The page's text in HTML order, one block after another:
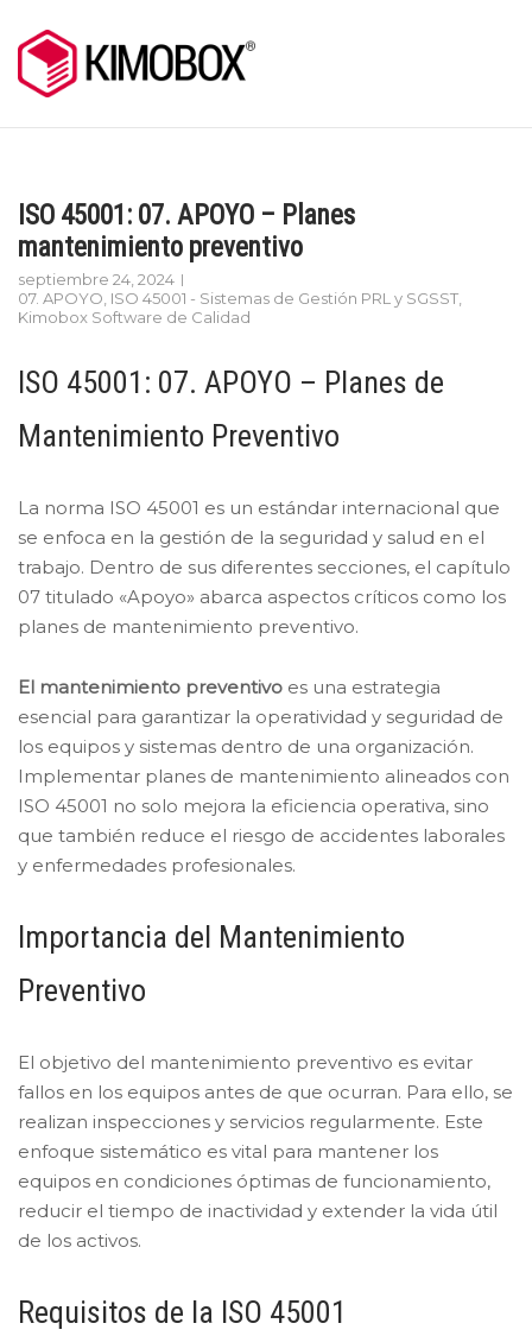
to
content
ISO 45001: 07. APOYO – Planes
mantenimiento preventivo
septiembre 24, 2024
07. APOYO ISO 45001 - Sistemas de Gestión PRL y SGSST
Kimobox Software de Calidad
ISO 45001: 07. APOYO – Planes de
Mantenimiento Preventivo
La norma ISO 45001 es un estándar internacional que
se enfoca en la gestión de la seguridad y salud en el
trabajo. Dentro de sus diferentes secciones, el capítulo
07 titulado «Apoyo» abarca aspectos críticos como los
planes de mantenimiento preventivo.
El mantenimiento preventivo es una estrategia
esencial para garantizar la operatividad y seguridad de
los equipos y sistemas dentro de una organización.
Implementar planes de mantenimiento alineados con
ISO 45001 no solo mejora la eficiencia operativa, sino
que también reduce el riesgo de accidentes laborales
y enfermedades profesionales.
Importancia del Mantenimiento
Preventivo
El objetivo del mantenimiento preventivo es evitar
fallos en los equipos antes de que ocurran. Para ello, se
realizan inspecciones y servicios regularmente. Este
enfoque sistemático es vital para mantener los
equipos en condiciones óptimas de funcionamiento,
reducir el tiempo de inactividad y extender la vida útil
de los activos.
Requisitos de la ISO 45001